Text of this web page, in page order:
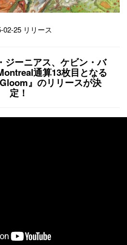
02-25 リリース
ジーニアス、ケビン・バ
通算13枚目となる
』のリリースが決
定！